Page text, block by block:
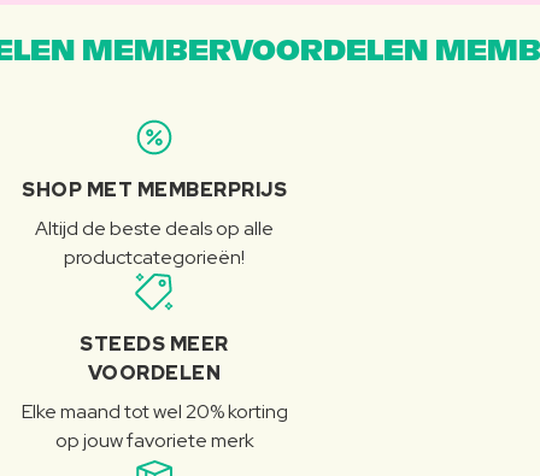
MEMBERVOORDELEN
SHOP MET MEMBERPRIJS
Altijd de beste deals op alle
productcategorieën!
STEEDS MEER
VOORDELEN
Elke maand tot wel 20% korting
op jouw favoriete merk